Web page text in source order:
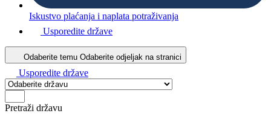
Iskustvo plaćanja i naplata potraživanja
Usporedite države
Odaberite temu Odaberite odjeljak na stranici
Usporedite države
Pretraži državu